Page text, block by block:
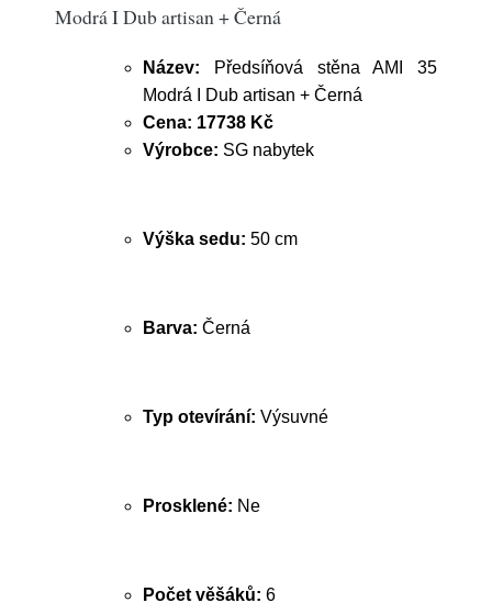
Modrá I Dub artisan + Černá
Název: Předsíňová stěna AMI 35
Modrá I Dub artisan + Černá
Cena: 17738 Kč
Výrobce: SG nabytek
Výška sedu: 50 cm
Barva: Černá
Typ otevírání: Výsuvné
Prosklené: Ne
Počet věšáků: 6